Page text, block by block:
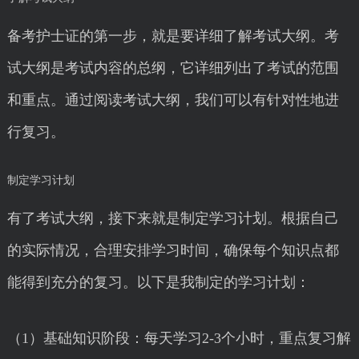
备考护士证的第一步，就是要详细了解考试大纲。考
试大纲是考试内容的总纲，它详细列出了考试的范围
和重点。通过阅读考试大纲，我们可以有针对性地进
行复习。
制定学习计划
有了考试大纲，接下来就是制定学习计划。根据自己
的实际情况，合理安排学习时间，确保每个知识点都
能得到充分的复习。以下是我制定的学习计划：
（1）基础知识阶段：每天学习2-3个小时，重点复习解